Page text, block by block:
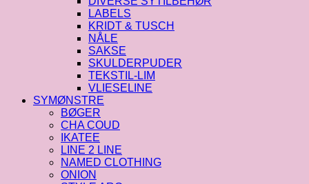
LABELS
KRIDT & TUSCH
NÅLE
SAKSE
SKULDERPUDER
TEKSTIL-LIM
VLIESELINE
SYMØNSTRE
BØGER
CHA COUD
IKATEE
LINE 2 LINE
NAMED CLOTHING
ONION